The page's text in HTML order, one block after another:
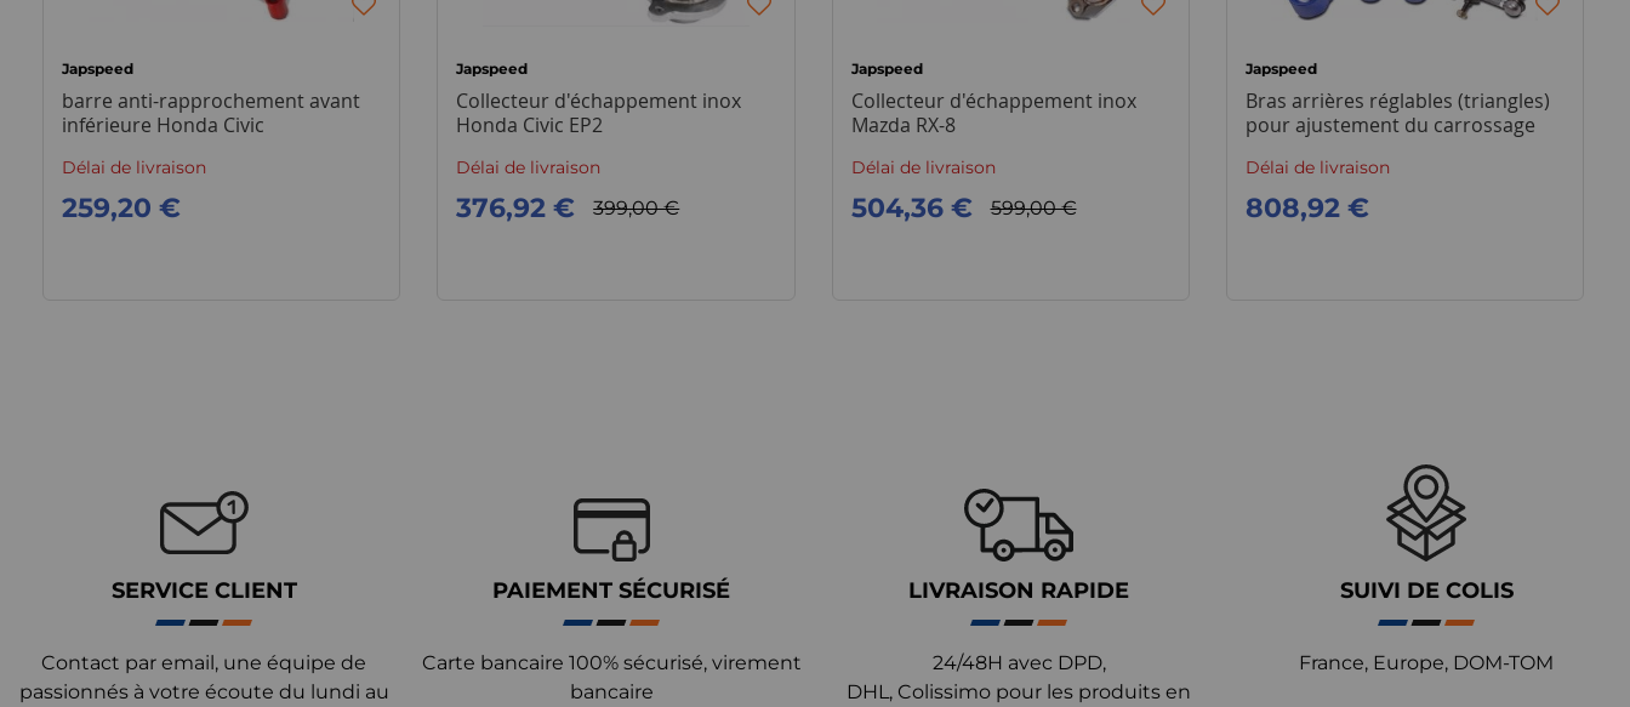
Japspeed
barre anti-rapprochement avant
inférieure Honda Civic
Délai de livraison
259,20 €
Japspeed
Collecteur d'échappement inox
Honda Civic EP2
Délai de livraison
399,00 €
376,92 €
Japspeed
Collecteur d'échappement inox
Mazda RX-8
Délai de livraison
599,00 €
504,36 €
Japspeed
Bras arrières réglables (triangles)
pour ajustement du carrossage
Délai de livraison
808,92 €
SERVICE CLIENT
Contact par email, une équipe de
passionnés à votre écoute du lundi au
PAIEMENT SÉCURISÉ
Carte bancaire 100% sécurisé, virement
bancaire
LIVRAISON RAPIDE
24/48H avec DPD,
DHL, Colissimo pour les produits en
SUIVI DE COLIS
France, Europe, DOM-TOM